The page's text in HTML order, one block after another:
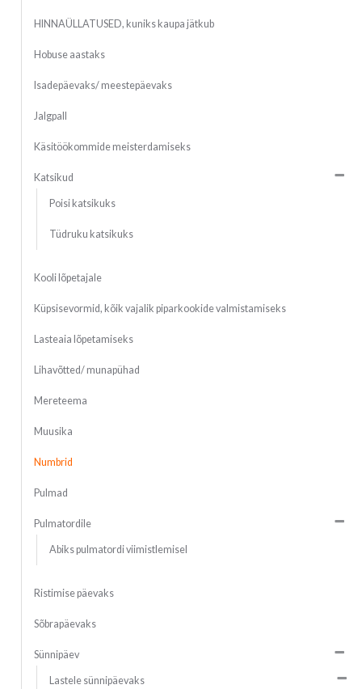
HINNAÜLLATUSED, kuniks kaupa jätkub
Hobuse aastaks
Isadepäevaks/ meestepäevaks
Jalgpall
Käsitöökommide meisterdamiseks
Katsikud
Poisi katsikuks
Tüdruku katsikuks
Kooli lõpetajale
Küpsisevormid, kõik vajalik piparkookide valmistamiseks
Lasteaia lõpetamiseks
Lihavõtted/ munapühad
Mereteema
Muusika
Numbrid
Pulmad
Pulmatordile
Abiks pulmatordi viimistlemisel
Ristimise päevaks
Sõbrapäevaks
Sünnipäev
Lastele sünnipäevaks